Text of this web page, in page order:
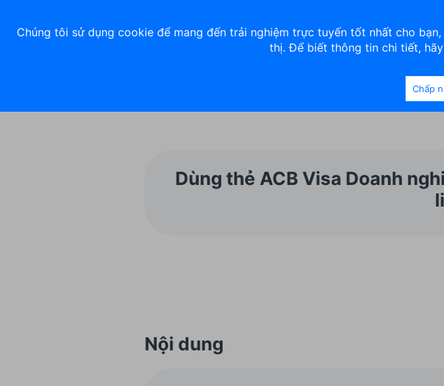
Dùng thẻ ACB Visa Doanh
Nội dung
Chúng tôi sử dụng cookie để mang đến trải nghiệm trực tuyến tốt nhất cho
thị. Để biết thông tin chi tiết,
Chấp